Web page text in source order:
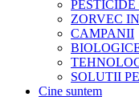
ZORVEC
CAMPANII
SOLUTII
Cine suntem